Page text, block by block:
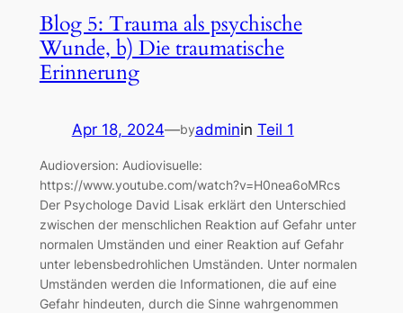
Blog 5: Trauma als psychische
Wunde, b) Die traumatische
Erinnerung
Apr 18, 2024—byadminin Teil 1
Audioversion: Audiovisuelle:
https://www.youtube.com/watch?v=H0nea6oMRcs
Der Psychologe David Lisak erklärt den Unterschied
zwischen der menschlichen Reaktion auf Gefahr unter
normalen Umständen und einer Reaktion auf Gefahr
unter lebensbedrohlichen Umständen. Unter normalen
Umständen werden die Informationen, die auf eine
Gefahr hindeuten, durch die Sinne wahrgenommen